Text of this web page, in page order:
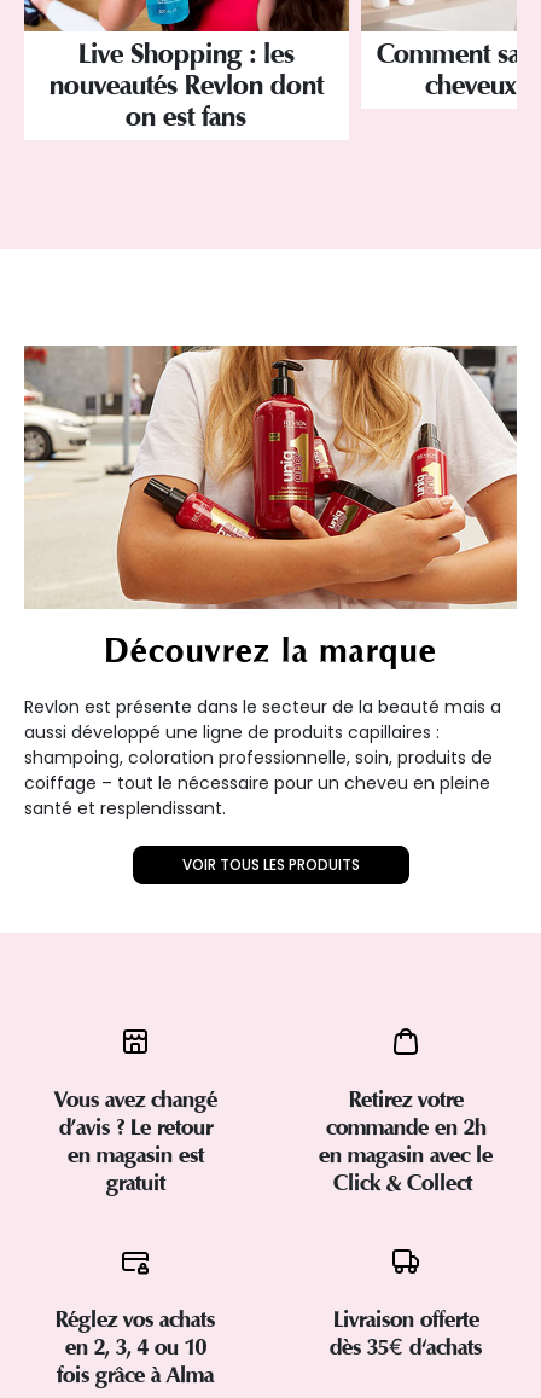
Live Shopping : les
nouveautés Revlon dont
on est fans
Comment
cheveux
Découvrez la marque
Revlon est présente dans le secteur de la beauté mais a
aussi développé une ligne de produits capillaires :
shampoing, coloration professionnelle, soin, produits de
coiffage – tout le nécessaire pour un cheveu en pleine
santé et resplendissant.
VOIR TOUS LES PRODUITS
Vous avez changé
d’avis ? Le retour
en magasin est
gratuit
Retirez votre
commande en 2h
en magasin avec le
Click & Collect
Réglez vos achats
en 2, 3, 4 ou 10
fois grâce à Alma
Livraison offerte
dès 35€ d'achats